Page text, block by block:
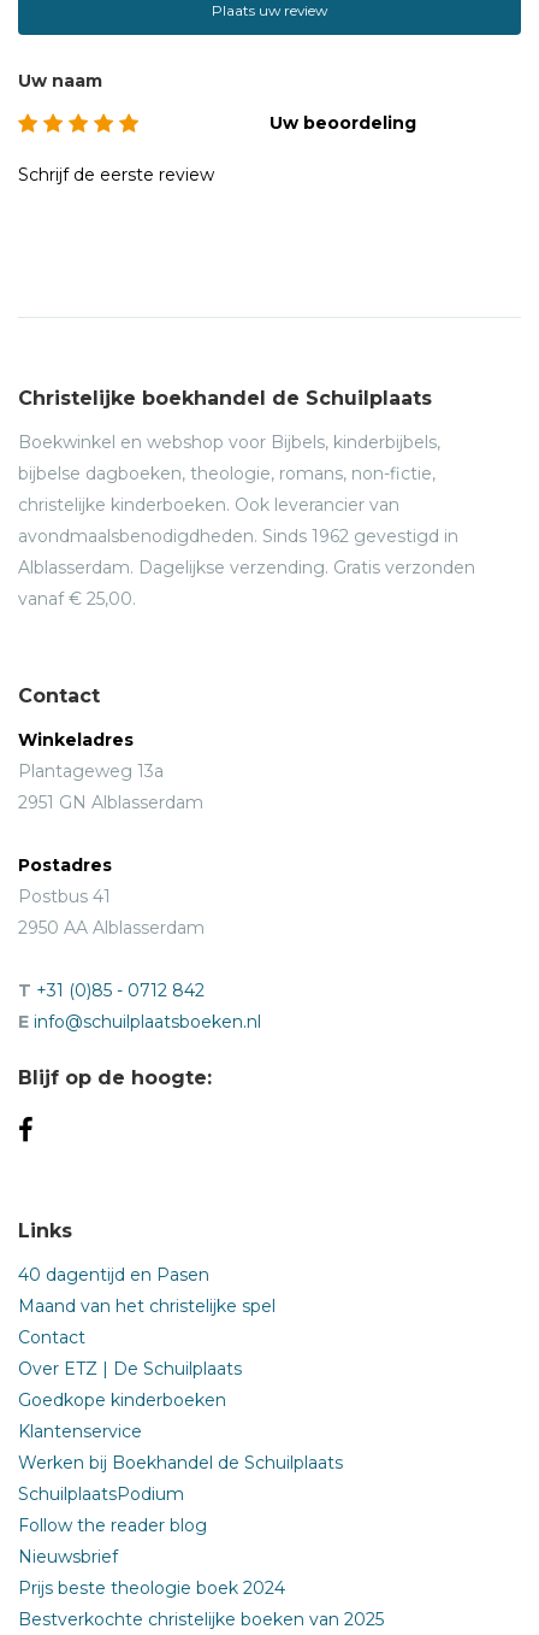
Plaats uw review
Uw naam
Uw beoordeling
Schrijf de eerste review
Christelijke boekhandel de Schuilplaats
Boekwinkel en webshop voor Bijbels, kinderbijbels,
bijbelse dagboeken, theologie, romans, non-fictie,
christelijke kinderboeken. Ook leverancier van
avondmaalsbenodigdheden. Sinds 1962 gevestigd in
Alblasserdam. Dagelijkse verzending. Gratis verzonden
vanaf € 25,00.
Contact
Winkeladres
Plantageweg 13a
2951 GN Alblasserdam
Postadres
Postbus 41
2950 AA Alblasserdam
T +31 (0)85 - 0712 842
E info@schuilplaatsboeken.nl
Blijf op de hoogte:
Links
40 dagentijd en Pasen
Maand van het christelijke spel
Contact
Over ETZ | De Schuilplaats
Goedkope kinderboeken
Klantenservice
Werken bij Boekhandel de Schuilplaats
SchuilplaatsPodium
Follow the reader blog
Nieuwsbrief
Prijs beste theologie boek 2024
Bestverkochte christelijke boeken van 2025